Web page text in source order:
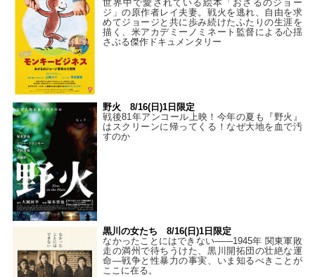
世界中で愛されている絵本「おさるのジョー
ジ」の原作者レイ夫妻。戦火を逃れ、自由を求
めてジョージと共に歩み続けたふたりの生涯を
描く、米アカデミーノミネート監督による心揺
さぶる傑作ドキュメンタリー
野火 8/16(日)1日限定
戦後81年アンコール上映！今年の夏も『野火』
はスクリーンに帰ってくる！なぜ大地を血で汚
すのか
黒川の女たち 8/16(日)1日限定
なかったことにはできない——1945年 関東軍敗
走の満州で待ちうけた、黒川開拓団の壮絶な運
命―戦争と性暴力の事実、いま知るべきことが
ここに在る。